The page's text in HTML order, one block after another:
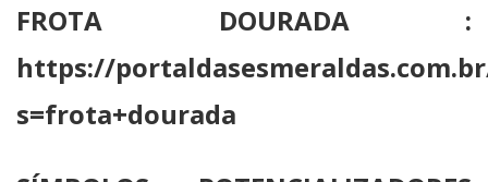
FROTA DOURADA :
https://
s=frota+dourada